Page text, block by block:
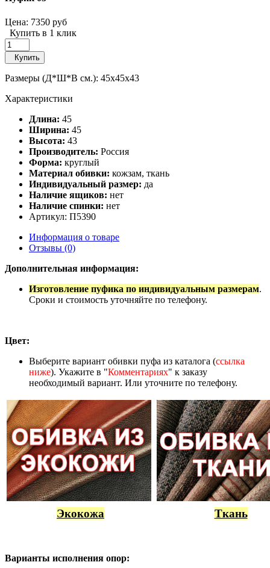
Цена: 7350 руб
Купить в 1 клик
Купить
Размеры (Д*Ш*В см.): 45x45x43
Характеристики
Длина: 45
Ширина: 45
Высота: 43
Производитель: Россия
Форма: круглый
Материал обивки: кожзам, ткань
Индивидуальный размер: да
Наличие ящиков: нет
Наличие спинки: нет
Артикул: П5390
Информация о товаре
Отзывы (0)
Дополнительная информация:
Изготовление пуфика по индивидуальным размерам.
Сроки и стоимость уточняйте по телефону.
Цвет:
Выберите вариант обивки пуфа из каталога (ссылка
ниже). Укажите в "Комментариях" к заказу
необходимый вариант. Или уточните по телефону.
Экокожа Ткань
Варианты исполнения опор: